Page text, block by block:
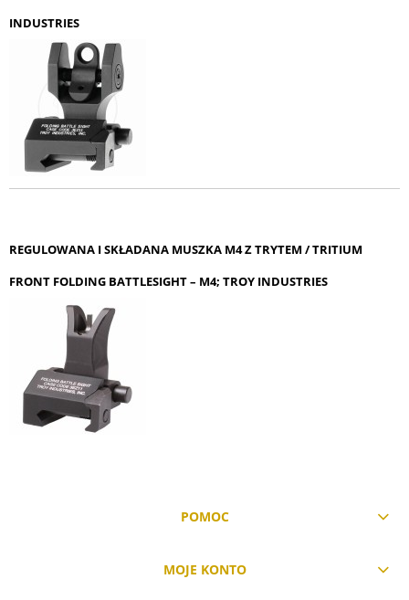
INDUSTRIES
REGULOWANA I SKŁADANA MUSZKA M4 Z TRYTEM / TRITIUM
FRONT FOLDING BATTLESIGHT – M4; TROY INDUSTRIES
POMOC
MOJE KONTO